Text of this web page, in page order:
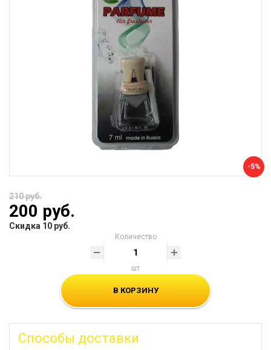
-5%
210 руб.
200 руб.
Скидка 10 руб.
Количество
шт
В КОРЗИНУ
Способы доставки